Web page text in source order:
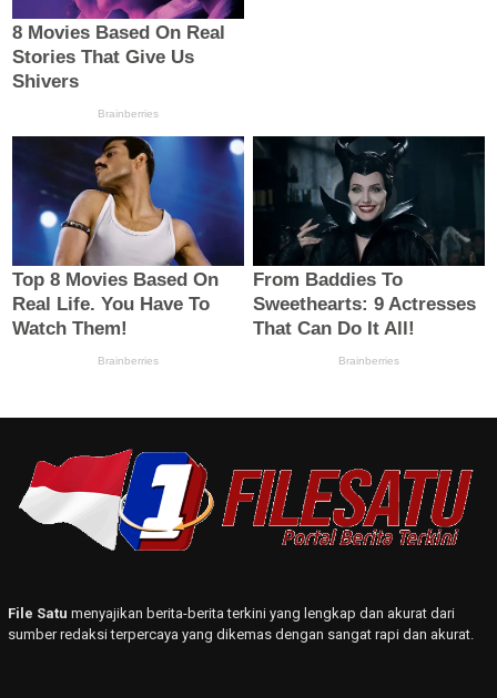
File Satu menyajikan berita-berita terkini yang lengkap dan akurat dari
sumber redaksi terpercaya yang dikemas dengan sangat rapi dan akurat.